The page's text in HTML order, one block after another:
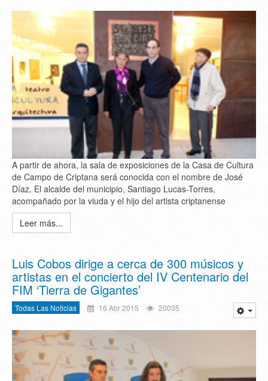
A partir de ahora, la sala de exposiciones de la Casa de Cultura
de Campo de Criptana será conocida con el nombre de José
Díaz. El alcalde del municipio, Santiago Lucas-Torres,
acompañado por la viuda y el hijo del artista criptanense
Leer más...
Luis Cobos dirige a cerca de 300 músicos y
artistas en el concierto del IV Centenario del
FIM ‘Tierra de Gigantes’
Todas Las Noticias 16 Abr 2015 20035